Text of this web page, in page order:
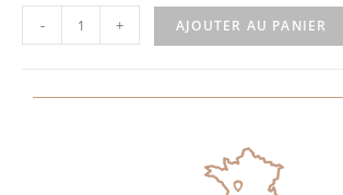
- + AJOUTER AU PANIER